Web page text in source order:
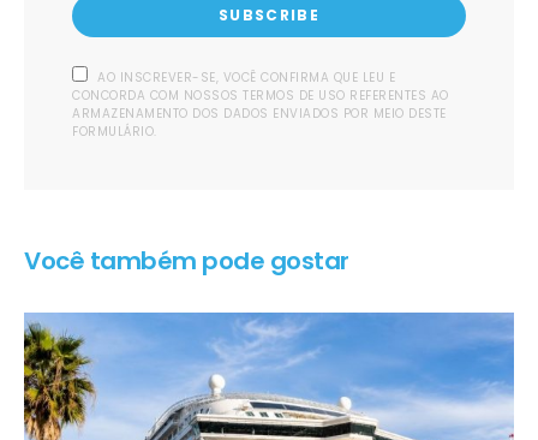
SUBSCRIBE
AO INSCREVER-SE, VOCÊ CONFIRMA QUE LEU E
CONCORDA COM NOSSOS TERMOS DE USO REFERENTES AO
ARMAZENAMENTO DOS DADOS ENVIADOS POR MEIO DESTE
FORMULÁRIO.
Você também pode gostar